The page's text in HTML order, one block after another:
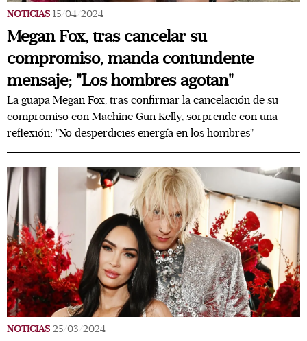
NOTICIAS 15/04/2024
Megan Fox, tras cancelar su
compromiso, manda contundente
mensaje; "Los hombres agotan"
La guapa Megan Fox, tras confirmar la cancelación de su
compromiso con Machine Gun Kelly, sorprende con una
reflexión; "No desperdicies energía en los hombres"
NOTICIAS 25/03/2024